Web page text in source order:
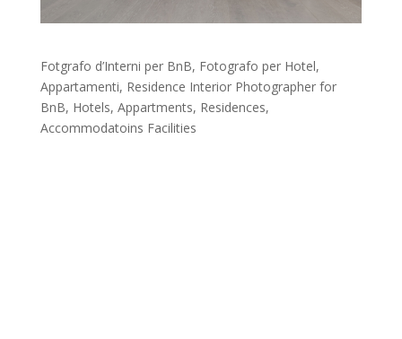
Fotgrafo d’Interni per BnB, Fotografo per Hotel,
Appartamenti, Residence Interior Photographer for
BnB, Hotels, Appartments, Residences,
Accommodatoins Facilities